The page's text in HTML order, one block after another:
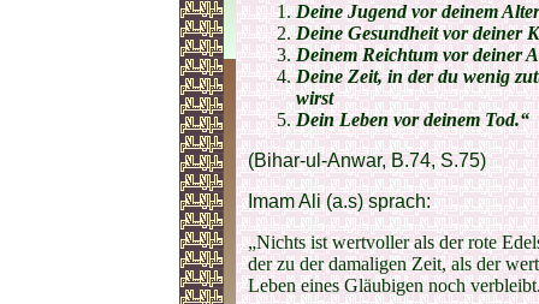
Deine Jugend vor deinem Alter
Deine Gesundheit vor deiner
Deinem Reichtum vor deiner
Deine Zeit, in der du wenig
wirst
Dein Leben vor deinem Tod.“
(Bihar-ul-Anwar, B.74, S.75)
Imam Ali (a.s) sprach:
„Nichts ist wertvoller als der rote
der zu der damaligen Zeit, als der
Leben eines Gläubigen noch